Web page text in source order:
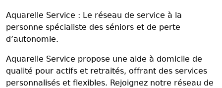
Aquarelle Service : Le réseau de service à la
personne spécialiste des séniors et de perte
d’autonomie.
Aquarelle Service propose une aide à domicile de
qualité pour actifs et retraités, offrant des services
personnalisés et flexibles. Rejoignez notre réseau de